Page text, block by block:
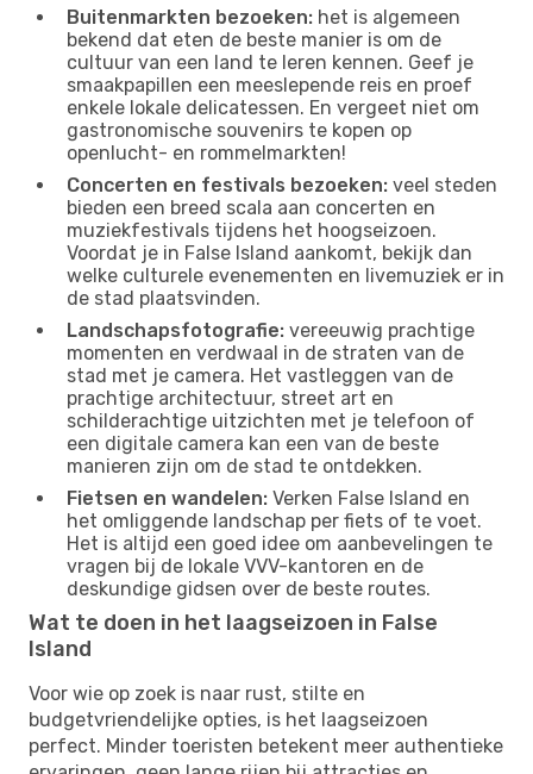
Buitenmarkten bezoeken: het is algemeen
bekend dat eten de beste manier is om de
cultuur van een land te leren kennen. Geef je
smaakpapillen een meeslepende reis en proef
enkele lokale delicatessen. En vergeet niet om
gastronomische souvenirs te kopen op
openlucht- en rommelmarkten!
Concerten en festivals bezoeken: veel steden
bieden een breed scala aan concerten en
muziekfestivals tijdens het hoogseizoen.
Voordat je in False Island aankomt, bekijk dan
welke culturele evenementen en livemuziek er in
de stad plaatsvinden.
Landschapsfotografie: vereeuwig prachtige
momenten en verdwaal in de straten van de
stad met je camera. Het vastleggen van de
prachtige architectuur, street art en
schilderachtige uitzichten met je telefoon of
een digitale camera kan een van de beste
manieren zijn om de stad te ontdekken.
Fietsen en wandelen: Verken False Island en
het omliggende landschap per fiets of te voet.
Het is altijd een goed idee om aanbevelingen te
vragen bij de lokale VVV-kantoren en de
deskundige gidsen over de beste routes.
Wat te doen in het laagseizoen in False
Island
Voor wie op zoek is naar rust, stilte en
budgetvriendelijke opties, is het laagseizoen
perfect. Minder toeristen betekent meer authentieke